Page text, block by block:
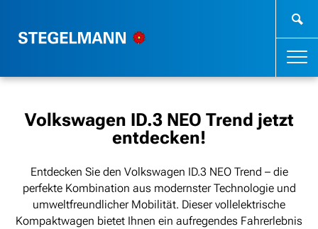
Volkswagen ID.3 NEO Trend jetzt
entdecken!
Entdecken Sie den Volkswagen ID.3 NEO Trend – die
perfekte Kombination aus modernster Technologie und
umweltfreundlicher Mobilität. Dieser vollelektrische
Kompaktwagen bietet Ihnen ein aufregendes Fahrerlebnis